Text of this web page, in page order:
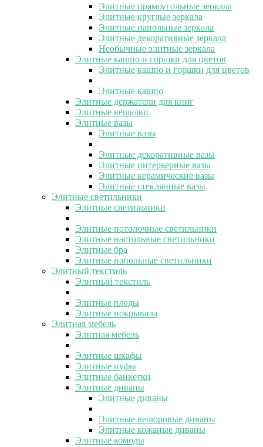
Элитные прямоугольные зеркала
Элитные круглые зеркала
Элитные напольные зеркала
Элитные декоративные зеркала
Необычные элитные зеркала
Элитные кашпо и горшки для цветов
Элитные кашпо и горшки для цветов
Элитные кашпо
Элитные держатели для книг
Элитные вешалки
Элитные вазы
Элитные вазы
Элитные декоративные вазы
Элитные интерьерные вазы
Элитные керамические вазы
Элитные стеклянные вазы
Элитные светильники
Элитные светильники
Элитные потолочные светильники
Элитные настольные светильники
Элитные бра
Элитные напольные светильники
Элитный текстиль
Элитный текстиль
Элитные пледы
Элитные покрывала
Элитная мебель
Элитная мебель
Элитные шкафы
Элитные пуфы
Элитные банкетки
Элитные диваны
Элитные диваны
Элитные велюровые диваны
Элитные кожаные диваны
Элитные комоды